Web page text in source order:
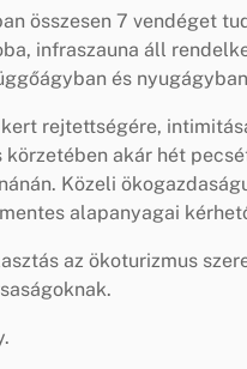
összesen 7 vendéget
infraszauna áll
és
rejtettségére,
akár hét
Közeli
alapanyagai
az ökoturizmus